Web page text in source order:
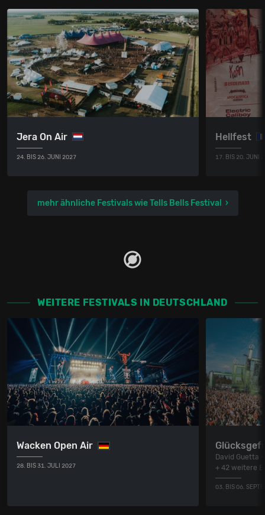
Jera On Air
24. BIS 26. JUNI 2027
Hellfest
17. BIS 20. JUNI
mehr ähnliche Festivals wie Tells Bells Festival
WEITERE FESTIVALS IN DEUTSCHLAND
Wacken Open Air
28. BIS 31. JULI 2027
David Guetta
+ 42 weitere
03. BIS 06.